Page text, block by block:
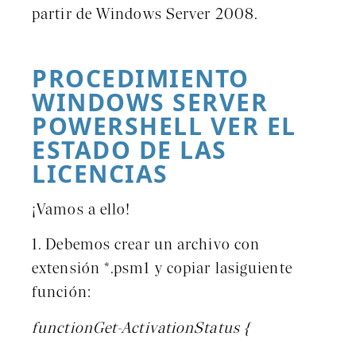
partir de Windows Server 2008.
PROCEDIMIENTO
WINDOWS SERVER
POWERSHELL VER EL
ESTADO DE LAS
LICENCIAS
¡Vamos a ello!
1. Debemos crear un archivo con
extensión *.psm1 y copiar lasiguiente
función:
functionGet-ActivationStatus {